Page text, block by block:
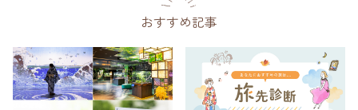
おすすめ記事